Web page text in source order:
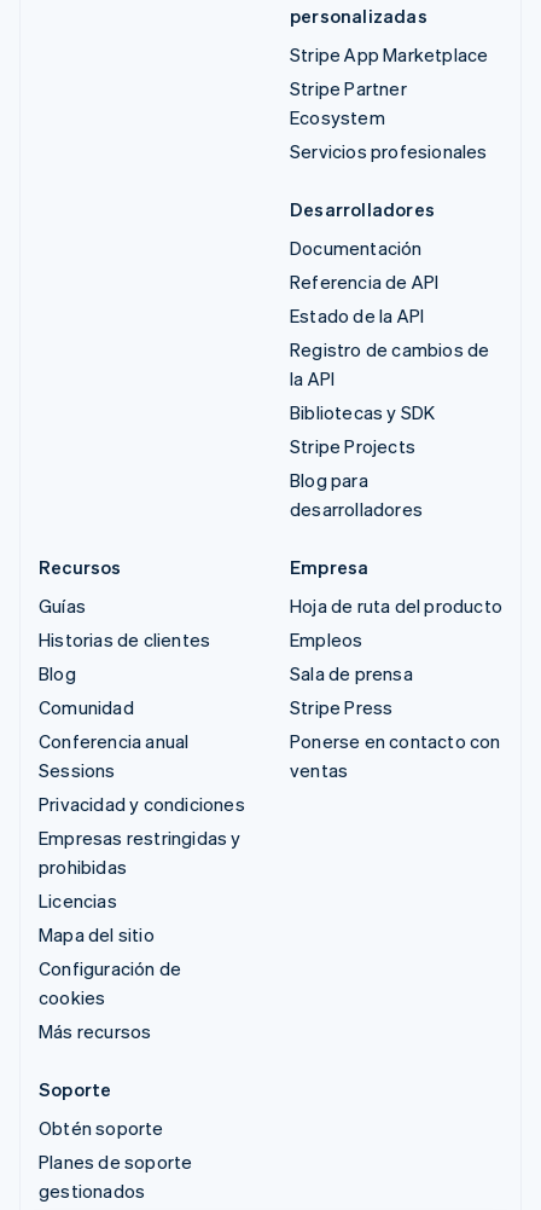
personalizadas
Stripe App Marketplace
Stripe Partner
Ecosystem
Servicios profesionales
Desarrolladores
Documentación
Referencia de API
Estado de la API
Registro de cambios de
la API
Bibliotecas y SDK
Stripe Projects
Blog para
desarrolladores
Recursos
Guías
Historias de clientes
Blog
Comunidad
Conferencia anual
Sessions
Privacidad y condiciones
Empresas restringidas y
prohibidas
Licencias
Mapa del sitio
Configuración de
cookies
Más recursos
Empresa
Hoja de ruta del producto
Empleos
Sala de prensa
Stripe Press
Ponerse en contacto con
ventas
Soporte
Obtén soporte
Planes de soporte
gestionados